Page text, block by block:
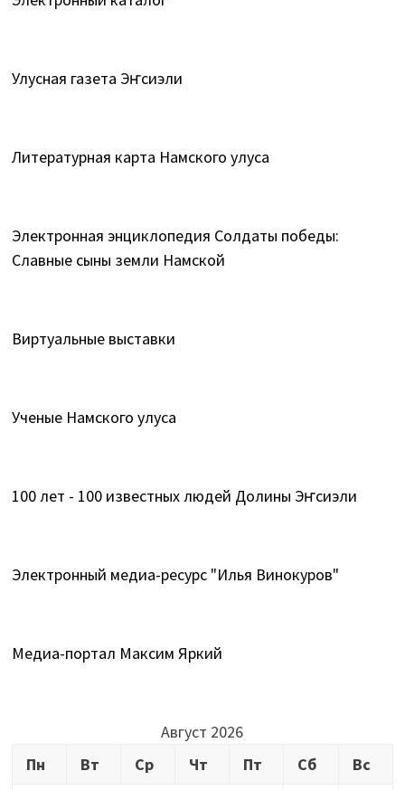
Улусная газета Эҥсиэли
Литературная карта Намского улуса
Электронная энциклопедия Солдаты победы:
Славные сыны земли Намской
Виртуальные выставки
Ученые Намского улуса
100 лет - 100 известных людей Долины Эҥсиэли
Электронный медиа-ресурс "Илья Винокуров"
Медиа-портал Максим Яркий
Август 2026
Пн
Вт Ср Чт Пт Сб
Вс